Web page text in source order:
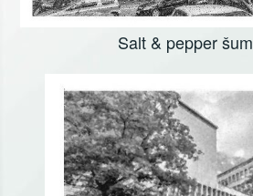
Salt & pepper šum